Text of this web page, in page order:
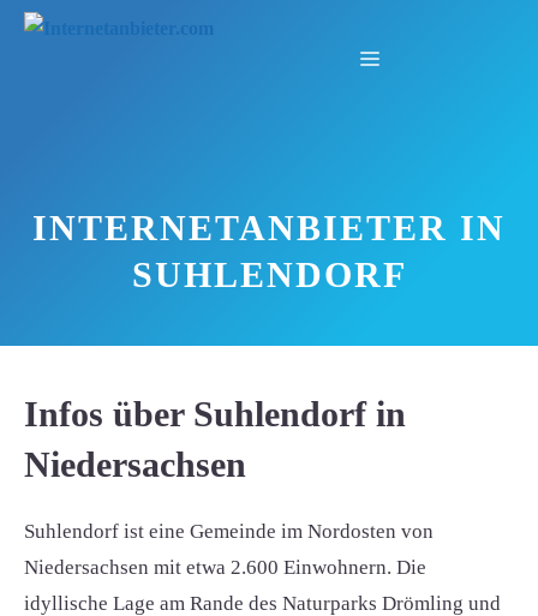
Zum
Menü
INTERNETANBIETER IN
SUHLENDORF
Infos über Suhlendorf in
Niedersachsen
Suhlendorf ist eine Gemeinde im Nordosten von
Niedersachsen mit etwa 2.600 Einwohnern. Die
idyllische Lage am Rande des Naturparks Drömling und